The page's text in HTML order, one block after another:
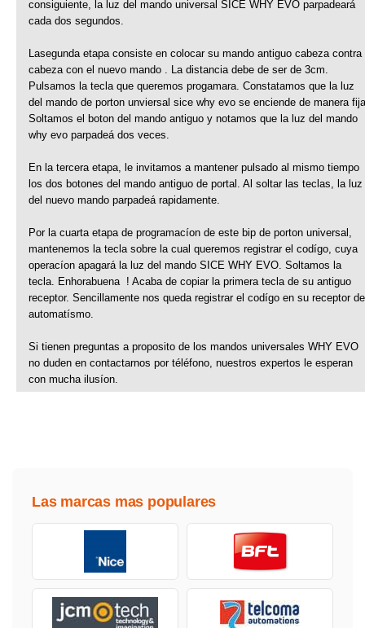
consiguiente, la luz del mando universal SICE WHY EVO parpadeará
cada dos segundos.
Lasegunda etapa consiste en colocar su mando antiguo cabeza contra
cabeza con el nuevo mando . La distancia debe de ser de 3cm.
Pulsamos la tecla que queremos progamara. Constatamos que la luz
del mando de porton unviersal sice why evo se enciende de manera
Soltamos el boton del mando antiguo y notamos que la luz del mando
why evo parpadeá dos veces.
En la tercera etapa, le invitamos a mantener pulsado al mismo tiempo
los dos botones del mando antiguo de portal. Al soltar las teclas, la luz
del nuevo mando parpadeá rapidamente.
Por la cuarta etapa de programacíon de este bip de porton universal,
mantenemos la tecla sobre la cual queremos registrar el codígo, cuya
operacíon apagará la luz del mando SICE WHY EVO. Soltamos la
tecla. Enhorabuena ! Acaba de copiar la primera tecla de su antiguo
receptor. Sencillamente nos queda registrar el codígo en su receptor de
automatísmo.
Si tienen preguntas a proposito de los mandos universales WHY EVO
no duden en contactarnos por téléfono, nuestros expertos le esperan
con mucha ilusíon.
Las marcas mas populares